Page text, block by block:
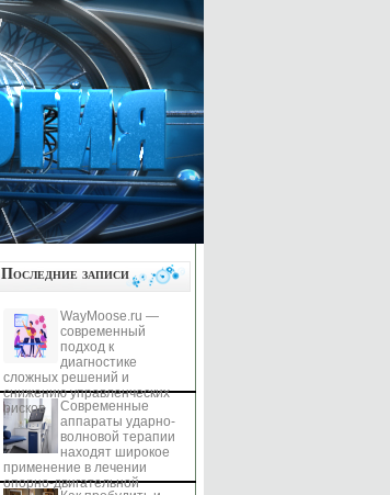
Последние записи
WayMoose.ru —
современный
подход к
диагностике
сложных решений и
снижению управленческих
рисков
Современные
аппараты ударно-
волновой терапии
находят широкое
применение в лечении
опорно-двигательной